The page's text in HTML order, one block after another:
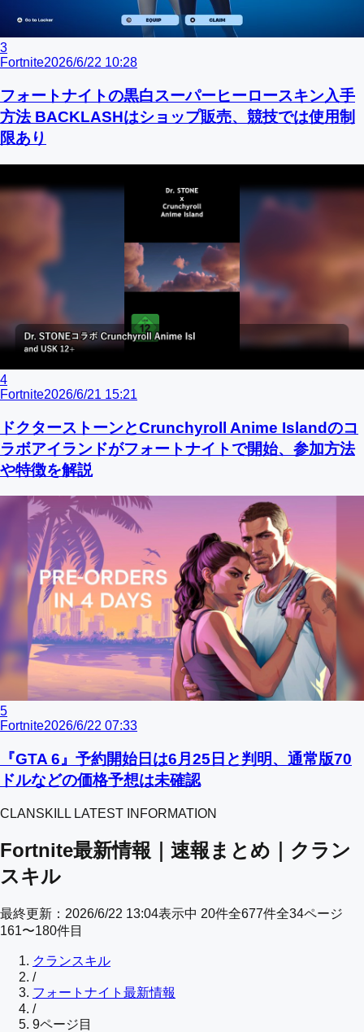
3
Fortnite2026/6/22 10:28
フォートナイトの黒白スーパーヒーロースキン入手
方法 BACKLASHはショップ販売、競技では使用制
限あり
4
Fortnite2026/6/21 15:21
ドクターストーンとCrunchyroll Anime Islandのコ
ラボアイランドがフォートナイトで開始、参加方法
や特徴を解説
5
Fortnite2026/6/22 07:33
『GTA 6』予約開始日は6月25日と判明、通常版70
ドルなどの価格予想は未確認
CLANSKILL LATEST INFORMATION
Fortnite最新情報｜速報まとめ｜クラン
スキル
最終更新： 2026/6/22 13:04表示中 20件全677件全34ページ
161〜180件目
クランスキル
/
フォートナイト最新情報
/
9ページ目